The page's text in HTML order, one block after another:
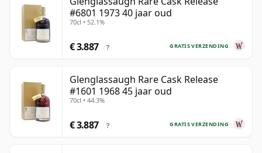
#6801 1973 40 jaar oud
70cl • 52.1%
GRATIS VERZENDING
€ 3.887 ?
Glenglassaugh Rare Cask Release
#1601 1968 45 jaar oud
70cl • 44.3%
GRATIS VERZENDING
€ 3.887 ?